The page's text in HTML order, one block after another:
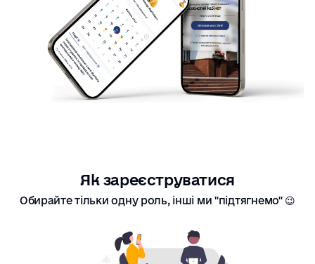
Як зареєструватися
Обирайте тільки одну роль, інші ми "підтягнемо" 😉